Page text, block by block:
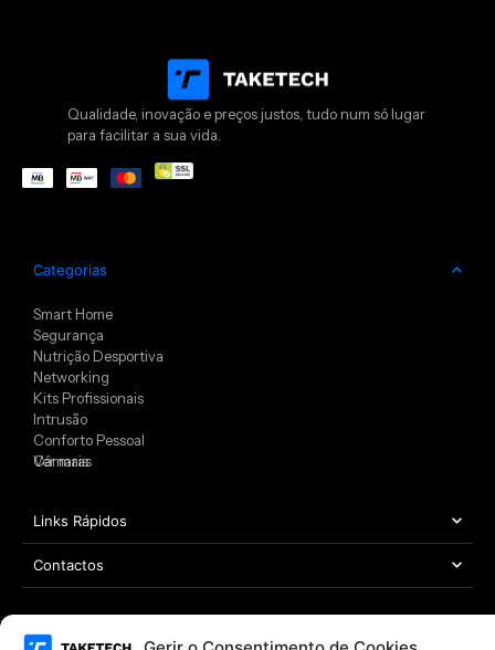
Qualidade, inovação e preços justos, tudo num só lugar
para facilitar a sua vida.
Categorias
Smart Home
Segurança
Nutrição Desportiva
Networking
Kits Profissionais
Intrusão
Conforto Pessoal
Câmaras
Ver mais
Links Rápidos
Contactos